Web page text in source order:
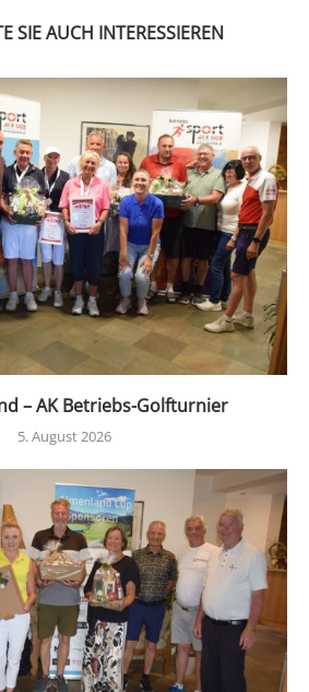
SIE AUCH INTERESSIEREN
– AK Betriebs-Golfturnier
5. August 2026